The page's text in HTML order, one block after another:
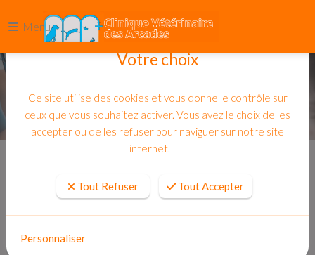
Menu
Votre choix
Ce site utilise des cookies et vous donne le contrôle sur
ceux que vous souhaitez activer. Vous avez le choix de les
accepter ou de les refuser pour naviguer sur notre site
internet.
Tout Refuser Tout Accepter
Personnaliser